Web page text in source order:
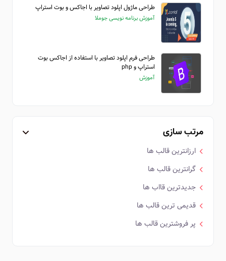
طراحی ماژول اپلود تصاویر با اجاکس و بوت استراپ
آموزش برنامه نویسی جوملا
طراحی فرم اپلود تصاویر با استفاده از اجاکس بوت
استراپ و php
آموزش
مرتب سازی
ارزانترین قالب ها
گرانترین قالب ها
جدیدترین قااب ها
قدیمی ترین قالب ها
پر فروشترین قالب ها